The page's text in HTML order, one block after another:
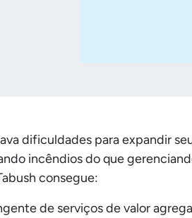
dificuldades para expandir
incêndios do que
consegue:
de serviços de valor